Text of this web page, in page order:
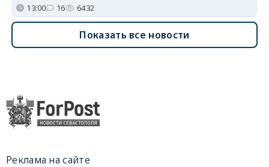
13:00 16 6432
Показать все новости
Реклама на сайте